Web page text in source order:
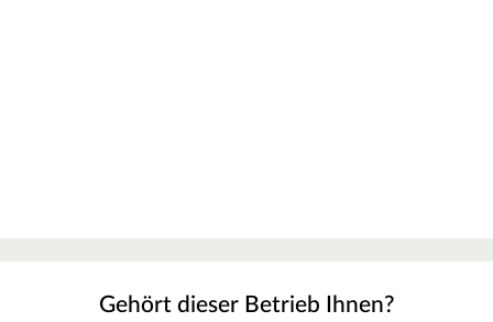
Gehört dieser Betrieb Ihnen?